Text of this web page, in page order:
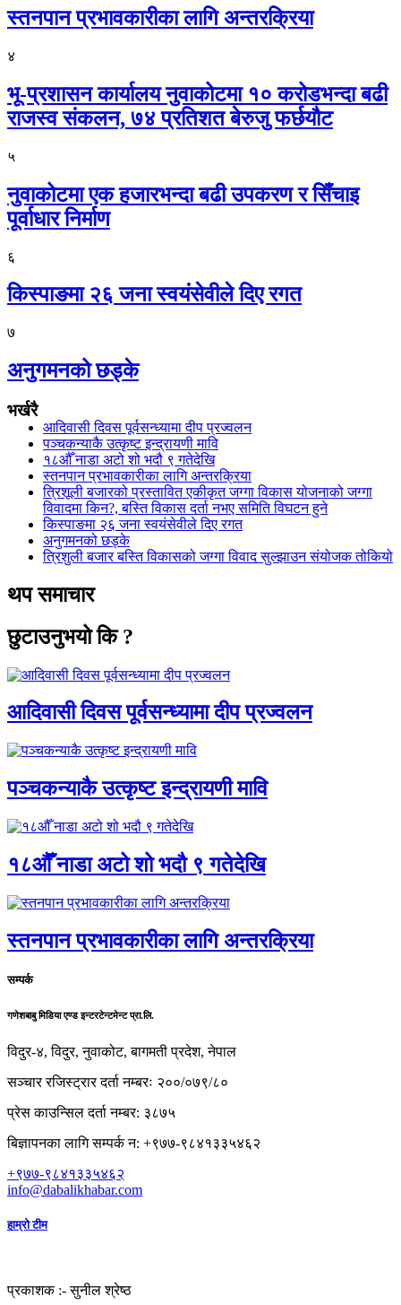
स्तनपान प्रभावकारीका लागि अन्तरक्रिया
४
भू-प्रशासन कार्यालय नुवाकोटमा १० करोडभन्दा बढी
राजस्व संकलन, ७४ प्रतिशत बेरुजु फर्छयौट
५
नुवाकोटमा एक हजारभन्दा बढी उपकरण र सिँचाइ
पूर्वाधार निर्माण
६
किस्पाङमा २६ जना स्वयंसेवीले दिए रगत
७
अनुगमनको छड्के
भर्खरै
आदिवासी दिवस पूर्वसन्ध्यामा दीप प्रज्वलन
पञ्चकन्याकै उत्कृष्ट इन्द्रायणी मावि
१८औँ नाडा अटो शो भदौ ९ गतेदेखि
स्तनपान प्रभावकारीका लागि अन्तरक्रिया
त्रिशूली बजारको प्रस्तावित एकीकृत जग्गा विकास योजनाको जग्गा
विवादमा किन?, बस्ति विकास दर्ता नभए समिति विघटन हुने
किस्पाङमा २६ जना स्वयंसेवीले दिए रगत
अनुगमनको छड्के
त्रिशुली बजार बस्ति विकासको जग्गा विवाद सुल्झाउन संयोजक तोकियो
थप समाचार
छुटाउनुभयो कि ?
आदिवासी दिवस पूर्वसन्ध्यामा दीप प्रज्वलन
पञ्चकन्याकै उत्कृष्ट इन्द्रायणी मावि
१८औँ नाडा अटो शो भदौ ९ गतेदेखि
स्तनपान प्रभावकारीका लागि अन्तरक्रिया
सम्पर्क
गणेशबाबु मिडिया एण्ड इन्टरटेन्टमेन्ट प्रा.लि.
विदुर-४, विदुर, नुवाकोट, बागमती प्रदेश, नेपाल
सञ्चार रजिस्ट्रार दर्ता नम्बरः २००/०७९/८०
प्रेस काउन्सिल दर्ता नम्बर: ३८७५
बिज्ञापनका लागि सम्पर्क न: +९७७-९८४१३३५४६२
+९७७-९८४१३३५४६२
info@dabalikhabar.com
हाम्रो टीम
प्रकाशक :-सुनील श्रेष्ठ